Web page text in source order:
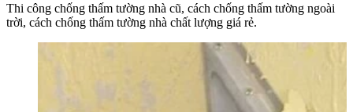
Thi công chống thấm tường nhà cũ, cách chống thấm tường ngoài
trời, cách chống thấm tường nhà chất lượng giá rẻ.